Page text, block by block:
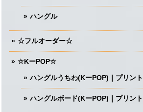
ハングル
☆フルオーダー☆
☆KーPOP☆
ハングルうちわ(KーPOP)｜プリン
ハングルボード(KーPOP)｜プリン